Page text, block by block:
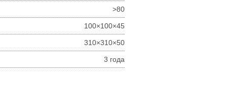
>80
100×100×45
310×310×50
3 года